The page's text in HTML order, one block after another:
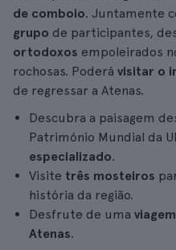
de comboio. Juntamente
grupo de participantes,
ortodoxos empoleirados
rochosas. Poderá visitar o
de regressar a Atenas.
Descubra a paisagem
Património Mundial da
especializado.
Visite três mosteiros
história da região.
Desfrute de uma
Atenas.